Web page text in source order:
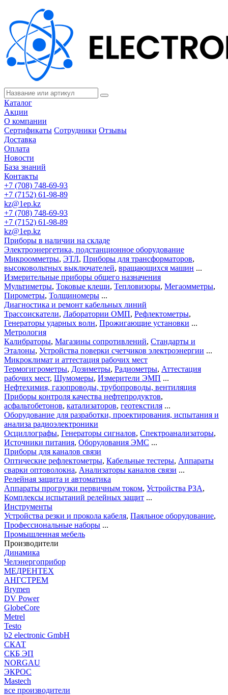
Каталог
Акции
О компании
Сертификаты Сотрудники Отзывы
Доставка
Оплата
Новости
База знаний
Контакты
+7 (708) 748-69-93
+7 (7152) 61-98-89
kz@1ep.kz
+7 (708) 748-69-93
+7 (7152) 61-98-89
kz@1ep.kz
Приборы в наличии на складе
Электроэнергетика, подстанционное оборудование
Микроомметры, ЭТЛ, Приборы для трансформаторов,
высоковольтных выключателей, вращающихся машин ...
Измерительные приборы общего назначения
Мультиметры, Токовые клещи, Тепловизоры, Мегаомметры,
Пирометры, Толщиномеры ...
Диагностика и ремонт кабельных линий
Трассоискатели, Лаборатории ОМП, Рефлектометры,
Генераторы ударных волн, Прожигающие установки ...
Метрология
Калибраторы, Магазины сопротивлений, Стандарты и
Эталоны, Устройства поверки счетчиков электроэнергии ...
Микроклимат и аттестация рабочих мест
Термогигрометры, Дозиметры, Радиометры, Аттестация
рабочих мест, Шумомеры, Измерители ЭМП ...
Нефтехимия, газопроводы, трубопроводы, вентиляция
Приборы контроля качества нефтепродуктов,
асфальтобетонов, катализаторов, геотекстиля ...
Оборудование для разработки, проектирования, испытания и
анализа радиоэлектроники
Осциллографы, Генераторы сигналов, Спектроанализаторы,
Источники питания, Оборудования ЭМС ...
Приборы для каналов связи
Оптические рефлектометры, Кабельные тестеры, Аппараты
сварки оптоволокна, Анализаторы каналов связи ...
Релейная защита и автоматика
Аппараты прогрузки первичным током, Устройства РЗА,
Комплексы испытаний релейных защит ...
Инструменты
Устройства резки и прокола кабеля, Паяльное оборудование,
Профессиональные наборы ...
Промышленная мебель
Производители
Динамика
Челэнергоприбор
МЕДРЕНТЕХ
АНГСТРЕМ
Brymen
DV Power
GlobeCore
Metrel
Testo
b2 electronic GmbH
СКАТ
СКБ ЭП
NORGAU
ЭКРОС
Mastech
все производители